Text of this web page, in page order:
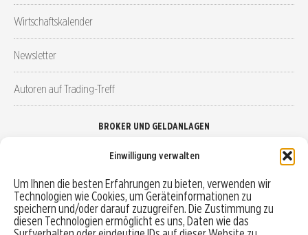
Einwilligung verwalten
Um Ihnen die besten Erfahrungen zu bieten, verwenden wir
Technologien wie Cookies, um Geräteinformationen zu
speichern und/oder darauf zuzugreifen. Die Zustimmung zu
diesen Technologien ermöglicht es uns, Daten wie das
Wirtschaftskalender
Newsletter
Autoren auf Trading-Treff
BROKER UND GELDANLAGEN
Robo-Advisor vergleichen
Depotvergleich